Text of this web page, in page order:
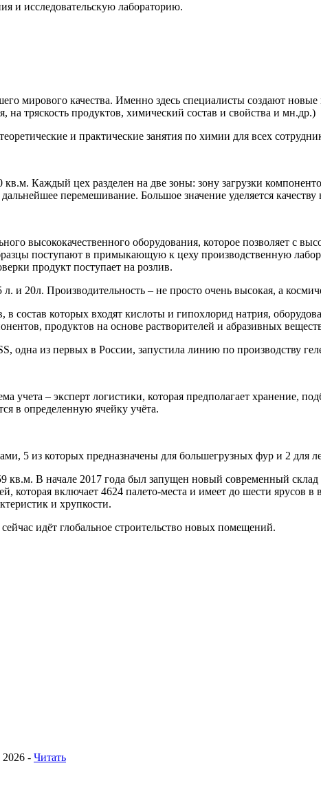
и исследовательскую лабораторию.
мирового качества. Именно здесь специалисты создают
на тряскость продуктов, химический состав и свойства и мн.др.)
и практические занятия по химии для всех
Каждый цех разделен на две зоны: зону загрузки
перемешивание. Большое значение уделяется качеству
высококачественного оборудования, которое позволяет с
поступают в примыкающую к цеху производственную
продукт поступает на розлив.
20л. Производительность – не просто очень высокая, а
состав которых входят кислоты и гипохлорид натрия,
продуктов на основе растворителей и абразивных
одна из первых в России, запустила линию по производству
учета – эксперт логистики, которая предполагает хранение,
в определенную ячейку учёта.
5 из которых предназначены для большегрузных фур и 2 для
кв.м. В начале 2017 года был запущен новый современный
которая включает 4624 палето-места и имеет до шести ярусов
и хрупкости.
идёт глобальное строительство новых помещений.
- Читать